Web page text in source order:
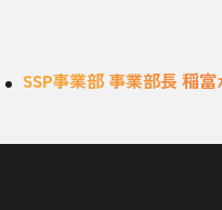
SSP事業部 事業部長 稲富